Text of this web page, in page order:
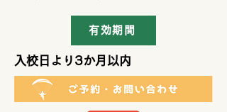
有効期間
入校日より3か月以内